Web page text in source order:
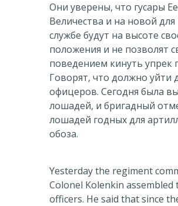
Они уверены, что гусары Ее
Величества и на новой для
службе будут на высоте
положения и не позволят
поведением кинуть упрек
Говорят, что должно уйти
офицеров. Сегодня была
лошадей, и бригадный
лошадей годных для
обоза.
Yesterday the regiment
Colonel Kolenkin assembled
officers. He said that since